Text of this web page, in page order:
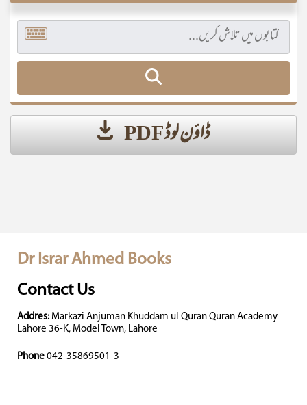
ڈاؤن لوڈ PDF
Dr Israr Ahmed Books
Contact Us
Addres: Markazi Anjuman Khuddam ul Quran Quran Academy
Lahore 36-K, Model Town, Lahore
Phone 042-35869501-3